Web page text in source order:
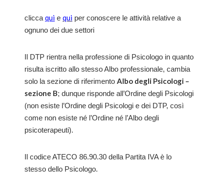
clicca qui e qui per conoscere le attività relative a
ognuno dei due settori
Il DTP rientra nella professione di Psicologo in quanto
risulta iscritto allo stesso Albo professionale, cambia
solo la sezione di riferimento Albo degli Psicologi –
sezione B; dunque risponde all’Ordine degli Psicologi
(non esiste l’Ordine degli Psicologi e dei DTP, così
come non esiste né l’Ordine né l’Albo degli
psicoterapeuti).
Il codice ATECO 86.90.30 della Partita IVA è lo
stesso dello Psicologo.